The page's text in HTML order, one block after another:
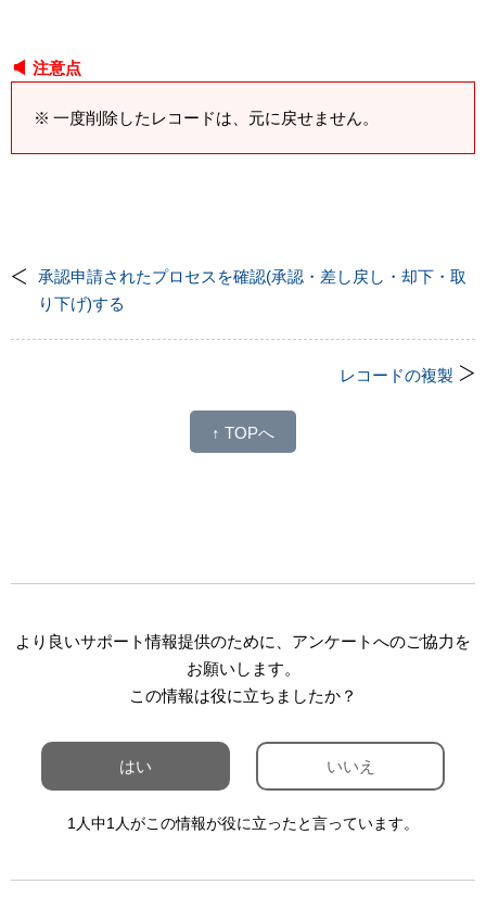
注意点
一度削除したレコードは、元に戻せません。
承認申請されたプロセスを確認(承認・差し戻し・却下・取
り下げ)する
レコードの複製
↑ TOPへ
より良いサポート情報提供のために、アンケートへのご協力を
お願いします。
この情報は役に立ちましたか？
はい いいえ
1人中1人がこの情報が役に立ったと言っています。